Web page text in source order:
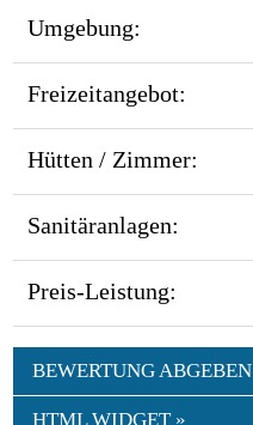
Umgebung:
Freizeitangebot:
Hütten / Zimmer:
Sanitäranlagen:
Preis-Leistung:
BEWERTUNG ABGEBEN
HTML WIDGET »